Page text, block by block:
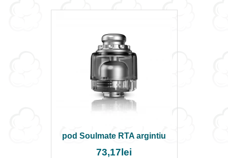
pod Soulmate RTA argintiu
73,17lei